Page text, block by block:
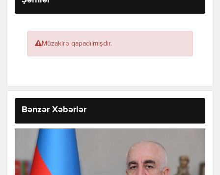
Müzakirə qapadılmışdır.
Bənzər Xəbərlər